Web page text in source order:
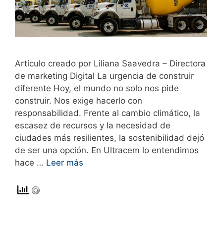
Artículo creado por Liliana Saavedra – Directora
de marketing Digital La urgencia de construir
diferente Hoy, el mundo no solo nos pide
construir. Nos exige hacerlo con
responsabilidad. Frente al cambio climático, la
escasez de recursos y la necesidad de
ciudades más resilientes, la sostenibilidad dejó
de ser una opción. En Ultracem lo entendimos
hace … Leer más